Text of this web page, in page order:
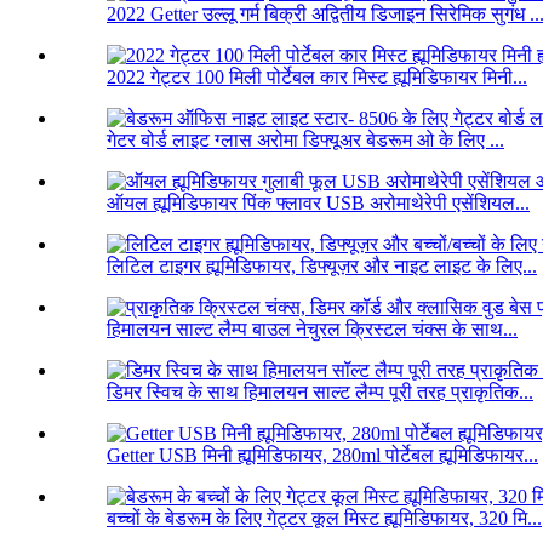
2022 Getter उल्लू गर्म बिक्री अद्वितीय डिजाइन सिरेमिक सुगंध ...
2022 गेट्टर 100 मिली पोर्टेबल कार मिस्ट ह्यूमिडिफायर मिनी...
गेटर बोर्ड लाइट ग्लास अरोमा डिफ्यूअर बेडरूम ओ के लिए ...
ऑयल ह्यूमिडिफायर पिंक फ्लावर USB अरोमाथेरेपी एसेंशियल...
लिटिल टाइगर ह्यूमिडिफायर, डिफ्यूज़र और नाइट लाइट के लिए...
हिमालयन साल्ट लैम्प बाउल नेचुरल क्रिस्टल चंक्स के साथ...
डिमर स्विच के साथ हिमालयन साल्ट लैम्प पूरी तरह प्राकृतिक...
Getter USB मिनी ह्यूमिडिफायर, 280ml पोर्टेबल ह्यूमिडिफायर...
बच्चों के बेडरूम के लिए गेट्टर कूल मिस्ट ह्यूमिडिफायर, 320 मि...